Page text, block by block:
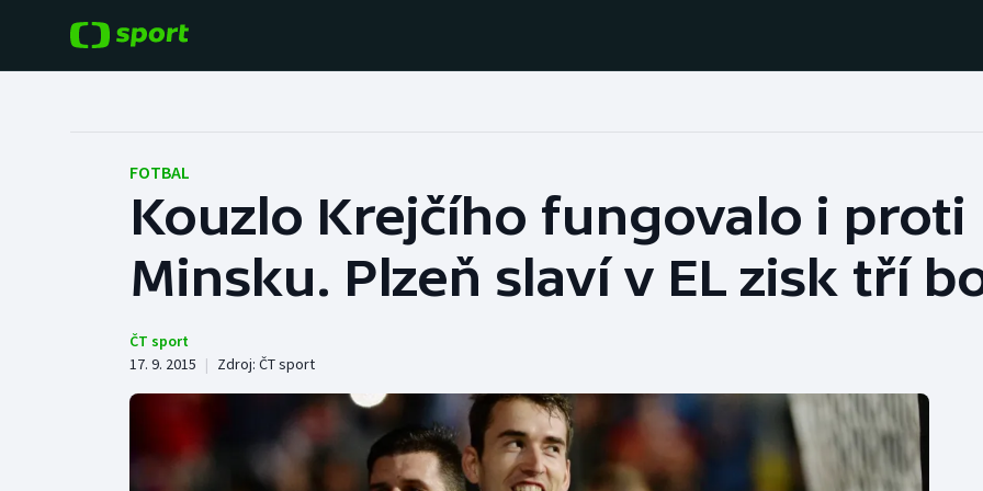
Hokej
Tenis
Cyklistika
Baseball a softbal
Basketbal
Boby a skeleton
Box
Jezdectví
Judo
Lezení
Lyže a snowboard
Rychlobruslení
Rychlostní
kanoistika
Sportovní střelba
Stolní tenis
FOTBAL
Kouzlo Krejčího fungovalo i proti
Minsku. Plzeň slaví v EL zisk tří
ČT sport
17. 9. 2015 | Zdroj: ČT sport